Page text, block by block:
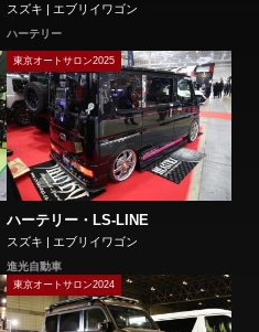
スズキ | エブリイワゴン
ハーテリー
東京オートサロン2025
ハーテリー・LS-LINE
スズキ | エブリイワゴン
進光自動車
東京オートサロン2024